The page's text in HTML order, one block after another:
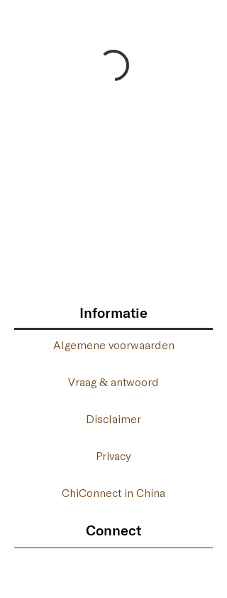
Informatie
Algemene voorwaarden
Vraag & antwoord
Disclaimer
Privacy
ChiConnect in China
Connect